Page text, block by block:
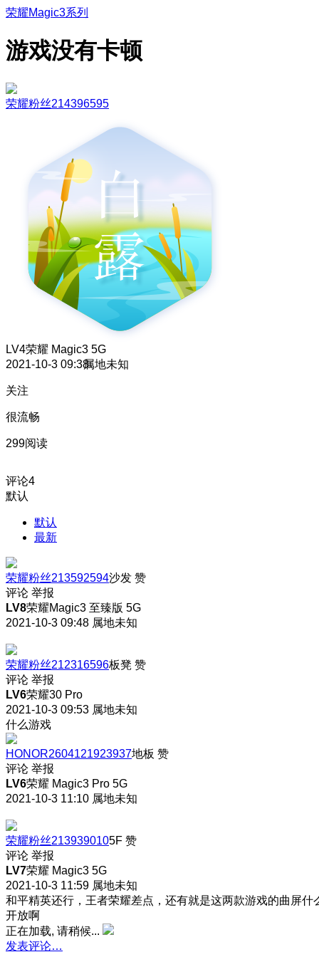
荣耀Magic3系列
游戏没有卡顿
荣耀粉丝214396595
LV4荣耀 Magic3 5G
2021-10-3 09:38属地未知
关注
很流畅
299阅读
评论4
默认
默认
最新
荣耀粉丝213592594沙发 赞
评论 举报
LV8荣耀Magic3 至臻版 5G
2021-10-3 09:48 属地未知
荣耀粉丝212316596板凳 赞
评论 举报
LV6荣耀30 Pro
2021-10-3 09:53 属地未知
什么游戏
HONOR2604121923937地板 赞
评论 举报
LV6荣耀 Magic3 Pro 5G
2021-10-3 11:10 属地未知
荣耀粉丝2139390105F 赞
评论 举报
LV7荣耀 Magic3 5G
2021-10-3 11:59 属地未知
和平精英还行，王者荣耀差点，还有就是这两款游戏的曲屏什
开放啊
正在加载, 请稍候...
发表评论…